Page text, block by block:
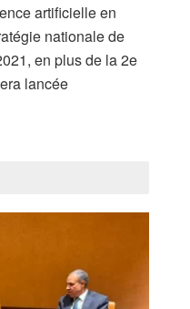
artificielle en
nationale de
en plus de la 2e
lancée